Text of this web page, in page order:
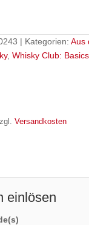
Kategorien: Aus
, Whisky Club:
Versandkosten
einlösen